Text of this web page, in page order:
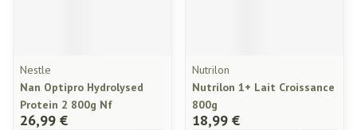
Nestle
Nan Optipro Hydrolysed
Protein 2 800g Nf
26,99 €
Nutrilon
Nutrilon 1+ Lait Croissance
800g
18,99 €